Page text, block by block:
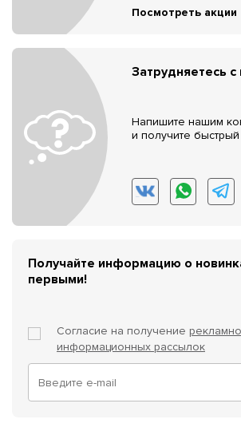
Посмотреть акции
Затрудняетесь
Напишите нашим
и получите быстрый
Получайте информацию о
первыми!
Согласие на получение
информационных рассылок